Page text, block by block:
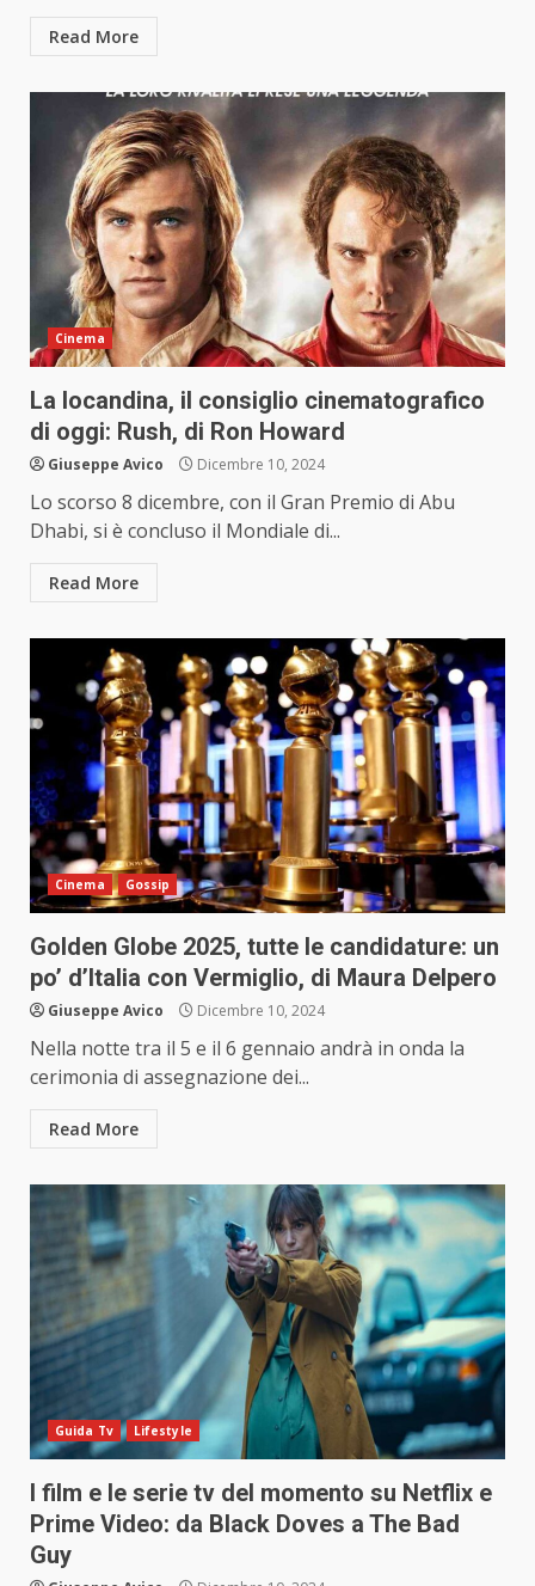
Read More
Cinema
La locandina, il consiglio cinematografico
di oggi: Rush, di Ron Howard
Giuseppe Avico Dicembre 10, 2024
Lo scorso 8 dicembre, con il Gran Premio di Abu
Dhabi, si è concluso il Mondiale di...
Read More
Cinema Gossip
Golden Globe 2025, tutte le candidature: un
po’ d’Italia con Vermiglio, di Maura Delpero
Giuseppe Avico Dicembre 10, 2024
Nella notte tra il 5 e il 6 gennaio andrà in onda la
cerimonia di assegnazione dei...
Read More
Guida Tv Lifestyle
I film e le serie tv del momento su Netflix e
Prime Video: da Black Doves a The Bad
Guy